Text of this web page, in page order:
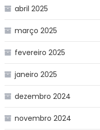
abril 2025
março 2025
fevereiro 2025
janeiro 2025
dezembro 2024
novembro 2024